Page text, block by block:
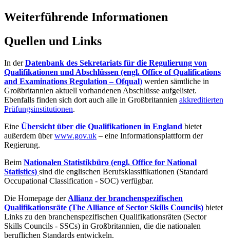
Weiterführende Informationen
Quellen und Links
In derDatenbank des Sekretariats für die Regulierung von
Qualifikationen und Abschlüssen (engl. Office of Qualifications
and Examinations Regulation – Ofqual) werden sämtliche in
Großbritannien aktuell vorhandenen Abschlüsse aufgelistet.
Ebenfalls finden sich dort auch alle in Großbritannien akkreditierten
Prüfungsinstitutionen.
Eine Übersicht über die Qualifikationen in England bietet
außerdem überwww.gov.uk – eine Informationsplattform der
Regierung.
Beim Nationalen Statistikbüro (engl. Office for National
Statistics) sind die englischen Berufsklassifikationen (Standard
Occupational Classification - SOC) verfügbar.
Die Homepage der Allianz der branchenspezifischen
Qualifikationsräte (The Alliance of Sector Skills Councils) bietet
Links zu den branchenspezifischen Qualifikationsräten (Sector
Skills Councils - SSCs) in Großbritannien, die die nationalen
beruflichen Standards entwickeln.